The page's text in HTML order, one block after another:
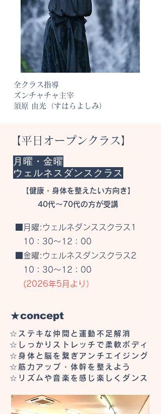
全クラス指導
ズンチャチャ主宰
須原 由光（すはらよしみ）
【平日オープンクラス】
月曜・金曜
​ウェルネスダンスクラス
【健康・身体を整えたい方向き】
40代～70代の方が受講
■月曜:ウェルネダンススクラス1
10：30～12：00
■金曜:ウェルネスダンスクラス2
10：30～12：00
(2026年5月より）
★concept
☆ステキな仲間と運動不足解消
☆しっかりストレッチで柔軟ボディ
☆身体と脳を繋ぎアンチエイジング
☆筋力アップ・体幹を整えよう
☆リズムや音楽を感じ楽しくダンス